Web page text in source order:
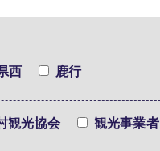
西 鹿行
観光協会 観光事業者